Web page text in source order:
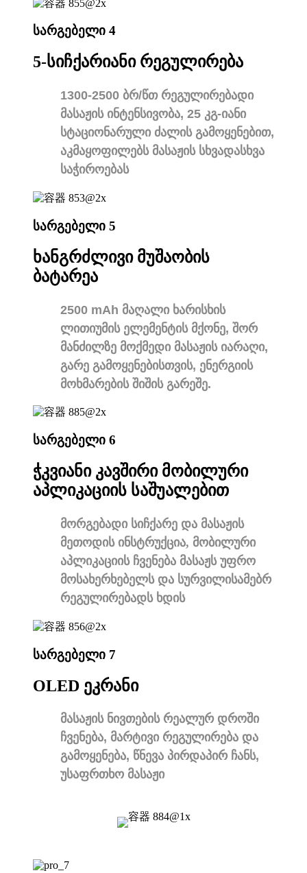
სარგებელი 4
5-სიჩქარიანი რეგულირება
1300-2500 ბრ/წთ რეგულირებადი
მასაჟის ინტენსივობა, 25 კგ-იანი
სტაციონარული ძალის გამოყენებით,
აკმაყოფილებს მასაჟის სხვადასხვა
საჭიროებას
სარგებელი 5
ხანგრძლივი მუშაობის
ბატარეა
2500 mAh მაღალი ხარისხის
ლითიუმის ელემენტის მქონე, შორ
მანძილზე მოქმედი მასაჟის იარაღი,
გარე გამოყენებისთვის, ენერგიის
მოხმარების შიშის გარეშე.
სარგებელი 6
ჭკვიანი კავშირი მობილური
აპლიკაციის საშუალებით
მორგებადი სიჩქარე და მასაჟის
მეთოდის ინსტრუქცია, მობილური
აპლიკაციის ჩვენება მასაჟს უფრო
მოსახერხებელს და სურვილისამებრ
რეგულირებადს ხდის
სარგებელი 7
OLED ეკრანი
მასაჟის ნივთების რეალურ დროში
ჩვენება, მარტივი რეგულირება და
გამოყენება, წნევა პირდაპირ ჩანს,
უსაფრთხო მასაჟი